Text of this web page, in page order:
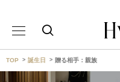
TOP 誕生日 贈る相手：親族